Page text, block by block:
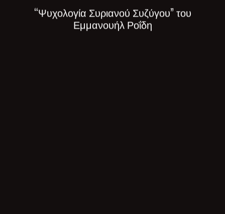
“Ψυχολογία Συριανού Συζύγου” του
Εμμανουήλ Ροΐδη